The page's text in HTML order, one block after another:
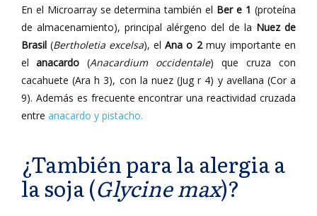
En el Microarray se determina también el Ber e 1 (proteína
de almacenamiento), principal alérgeno del de la Nuez de
Brasil (Bertholetia excelsa), el Ana o 2 muy importante en
el anacardo (Anacardium occidentale) que cruza con
cacahuete (Ara h 3), con la nuez (Jug r 4) y avellana (Cor a
9). Además es frecuente encontrar una reactividad cruzada
entre anacardo y pistacho.
¿También para la alergia a
la soja (Glycine max)?